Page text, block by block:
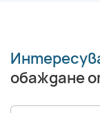
обаждане